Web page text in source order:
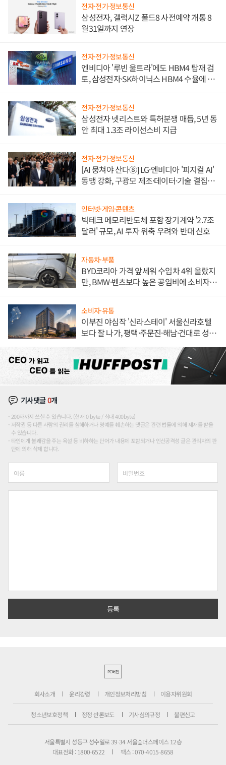
전자·전기·정보통신
삼성전자, 갤럭시Z 폴드8 사전예약 개통 8
월31일까지 연장
전자·전기·정보통신
엔비디아 '루빈 울트라'에도 HBM4 탑재 검
토, 삼성전자·SK하이닉스 HBM4 수율에 주
전자·전기·정보통신
삼성전자 넷리스트와 특허분쟁 매듭, 5년 동
안 최대 1.3조 라이선스비 지급
전자·전기·정보통신
[AI 뭉쳐야 산다⑧] LG·엔비디아 '피지컬 AI'
동맹 강화, 구광모 제조·데이터·기술 결집
인터넷·게임·콘텐츠
빅테크 메모리반도체 포함 장기계약 '2.7조
달러' 규모, AI 투자 위축 우려와 반대 신호
자동차·부품
BYD코리아 가격 앞세워 수입차 4위 올랐지
만, BMW·벤츠보다 높은 공임비에 소비자
소비자·유통
이부진 야심작 '신라스테이' 서울신라호텔
보다 잘 나가, 평택·주문진·해남·건대로 성
기사댓글0개
200자까지 쓰실 수 있습니다. (현재 0 byte / 최대 400byte)
저작권 등 다른 사람의 권리를 침해하거나 명예를 훼손하는 댓글은 관련 법률에 의해 제재를 받을
수 있습니다.
타인에게 불쾌감을 주는 욕설 등 비하하는 단어가 내용에 포함되거나 인신공격성 글은 관리자의 판
단에 의해 삭제 합니다.
PC버전
회사소개 윤리강령 개인정보처리방침 이용자위원회
청소년보호정책 정정·반론보도 기사심의규정 불편신고
서울특별시 성동구 성수일로 39-34 서울숲더스페이스 12층
대표전화 : 1800-6522
팩스 : 070-4015-8658